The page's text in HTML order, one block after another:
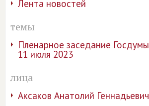
Лента новостей
темы
Пленарное заседание Госдумы
11 июля 2023
лица
Аксаков Анатолий Геннадьевич